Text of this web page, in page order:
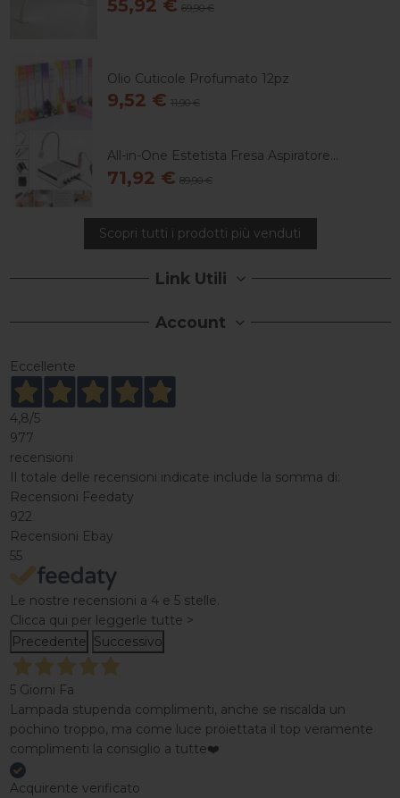
55,92 € 69,90 €
Olio Cuticole Profumato 12pz
9,52 € 11,90 €
All-in-One Estetista Fresa Aspiratore...
71,92 € 89,90 €
Scopri tutti i prodotti più venduti
Link Utili
Account
Eccellente
4,8/5
977
recensioni
Il totale delle recensioni indicate include la somma di:
Recensioni Feedaty
922
Recensioni Ebay
55
Le nostre recensioni a 4 e 5 stelle.
Clicca qui per leggerle tutte >
Precedente Successivo
5 Giorni Fa
Lampada stupenda complimenti, anche se riscalda un
pochino troppo, ma come luce proiettata il top veramente
complimenti la consiglio a tutte❤️
Acquirente verificato